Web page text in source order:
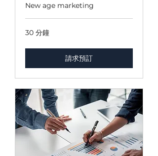
New age marketing
30 分鐘
請求預訂